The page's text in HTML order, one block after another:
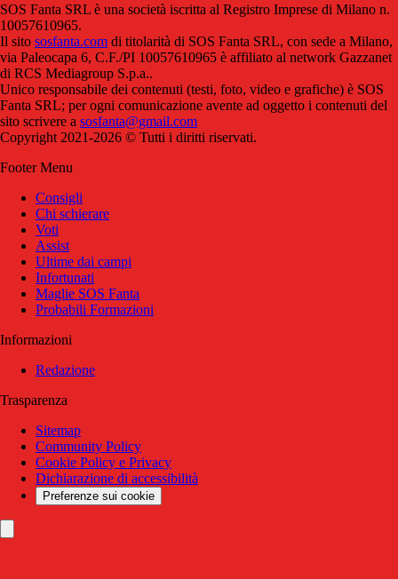
SOS Fanta SRL è una società iscritta al Registro Imprese di Milano n.
10057610965.
Il sito sosfanta.com di titolarità di SOS Fanta SRL, con sede a Milano,
via Paleocapa 6, C.F./PI 10057610965 è affiliato al network Gazzanet
di RCS Mediagroup S.p.a..
Unico responsabile dei contenuti (testi, foto, video e grafiche) è SOS
Fanta SRL; per ogni comunicazione avente ad oggetto i contenuti del
sito scrivere a sosfanta@gmail.com
Copyright 2021-2026 © Tutti i diritti riservati.
Footer Menu
Consigli
Chi schierare
Voti
Assist
Ultime dai campi
Infortunati
Maglie SOS Fanta
Probabili Formazioni
Informazioni
Redazione
Trasparenza
Sitemap
Community Policy
Cookie Policy e Privacy
Dichiarazione di accessibilità
Preferenze sui cookie